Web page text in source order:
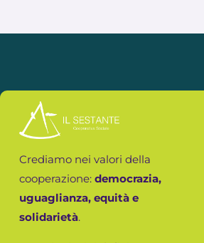
Crediamo nei valori della
cooperazione: democrazia,
uguaglianza, equità e
solidarietà.